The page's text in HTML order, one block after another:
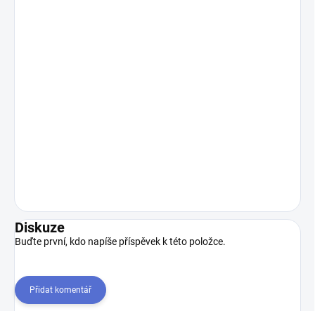
Diskuze
Buďte první, kdo napíše příspěvek k této položce.
Přidat komentář